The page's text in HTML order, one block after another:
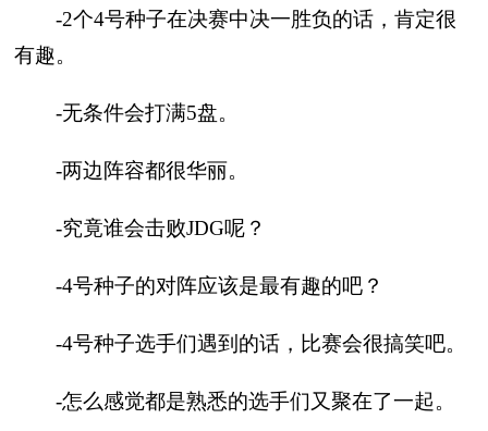
-2个4号种子在决赛中决一胜负的话，肯定很
有趣。
-无条件会打满5盘。
-两边阵容都很华丽。
-究竟谁会击败JDG呢？
-4号种子的对阵应该是最有趣的吧？
-4号种子选手们遇到的话，比赛会很搞笑吧。
-怎么感觉都是熟悉的选手们又聚在了一起。